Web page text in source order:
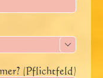

(Pflichtfeld)